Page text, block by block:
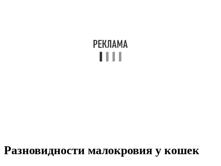
Разновидности малокровия у кошек